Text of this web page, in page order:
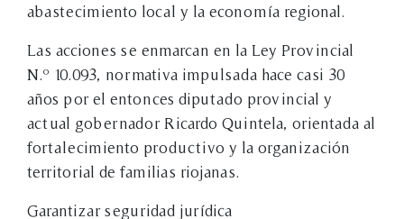
abastecimiento local y la economía regional.
Las acciones se enmarcan en la Ley Provincial
N.º 10.093, normativa impulsada hace casi 30
años por el entonces diputado provincial y
actual gobernador Ricardo Quintela, orientada al
fortalecimiento productivo y la organización
territorial de familias riojanas.
Garantizar seguridad jurídica